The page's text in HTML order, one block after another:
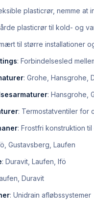
plasticrør, nemme at
plasticrør til kold- og
til større installationer
: Forbindelsesled
: Grohe, Hansgrohe,
: Hansgrohe,
: Termostatventiler for
: Frostfri konstruktion
Gustavsberg, Laufen
: Duravit, Laufen, Ifö
Duravit
: Unidrain afløbssystemer